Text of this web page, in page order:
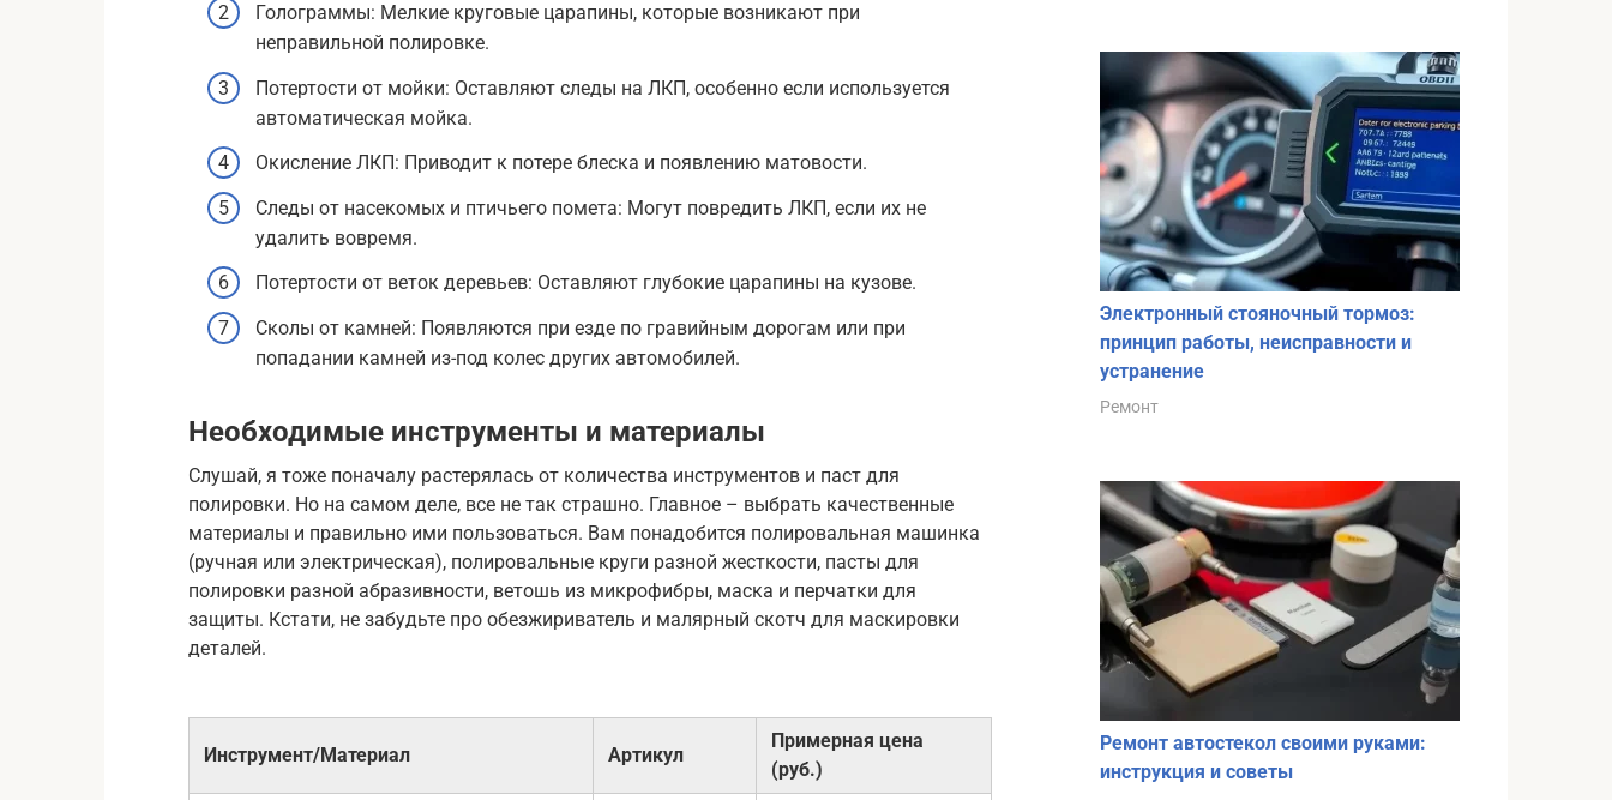
Голограммы: Мелкие круговые царапины, которые возникают при
неправильной полировке.
Потертости от мойки: Оставляют следы на ЛКП, особенно если используется
автоматическая мойка.
Окисление ЛКП: Приводит к потере блеска и появлению матовости.
Следы от насекомых и птичьего помета: Могут повредить ЛКП, если их не
удалить вовремя.
Потертости от веток деревьев: Оставляют глубокие царапины на кузове.
Сколы от камней: Появляются при езде по гравийным дорогам или при
попадании камней из-под колес других автомобилей.
Необходимые инструменты и материалы
Слушай, я тоже поначалу растерялась от количества инструментов и паст для
полировки. Но на самом деле, все не так страшно. Главное – выбрать качественные
материалы и правильно ими пользоваться. Вам понадобится полировальная машинка
(ручная или электрическая), полировальные круги разной жесткости, пасты для
полировки разной абразивности, ветошь из микрофибры, маска и перчатки для
защиты. Кстати, не забудьте про обезжириватель и малярный скотч для маскировки
деталей.
Инструмент/Материал Артикул
Примерная цена
(руб.)
Электронный стояночный тормоз:
принцип работы, неисправности и
устранение
Ремонт
Ремонт автостекол своими руками:
инструкция и советы